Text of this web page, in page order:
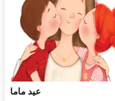
عيد ماما